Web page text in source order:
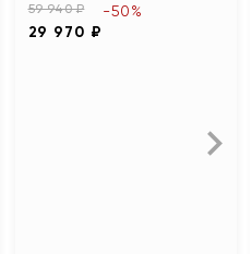
59 940 ₽
29 970 ₽
-50%